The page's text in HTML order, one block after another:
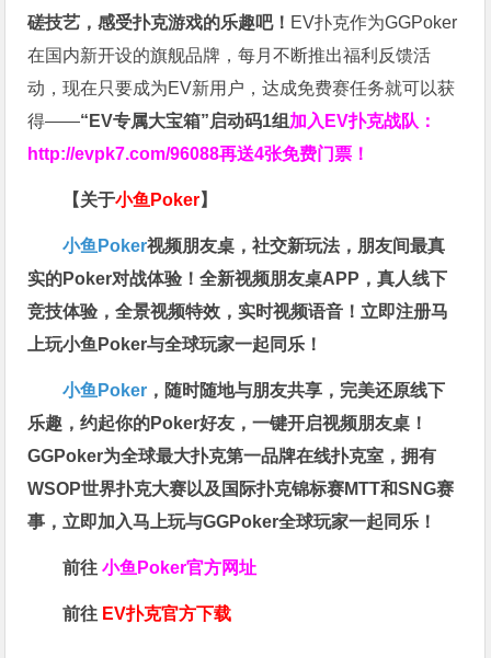
磋技艺，感受扑克游戏的乐趣吧！ EV扑克作为GGPoker
在国内新开设的旗舰品牌，每月不断推出福利反馈活
动，现在只要成为EV新用户，达成免费赛任务就可以获
得——“EV专属大宝箱”启动码1组 加入EV扑克战队：
http://evpk7.com/96088再送4张免费门票！
【关于小鱼Poker】
小鱼Poker视频朋友桌，社交新玩法，朋友间最真
实的Poker对战体验！全新视频朋友桌APP，真人线下
竞技体验，全景视频特效，实时视频语音！立即注册马
上玩小鱼Poker与全球玩家一起同乐！
小鱼Poker ，随时随地与朋友共享，完美还原线下
乐趣，约起你的Poker好友，一键开启视频朋友桌！
GGPoker为全球最大扑克第一品牌在线扑克室，拥有
WSOP世界扑克大赛以及国际扑克锦标赛MTT和SNG赛
事，立即加入马上玩与GGPoker全球玩家一起同乐！
前往小鱼Poker官方网址
前往 EV扑克官方下载